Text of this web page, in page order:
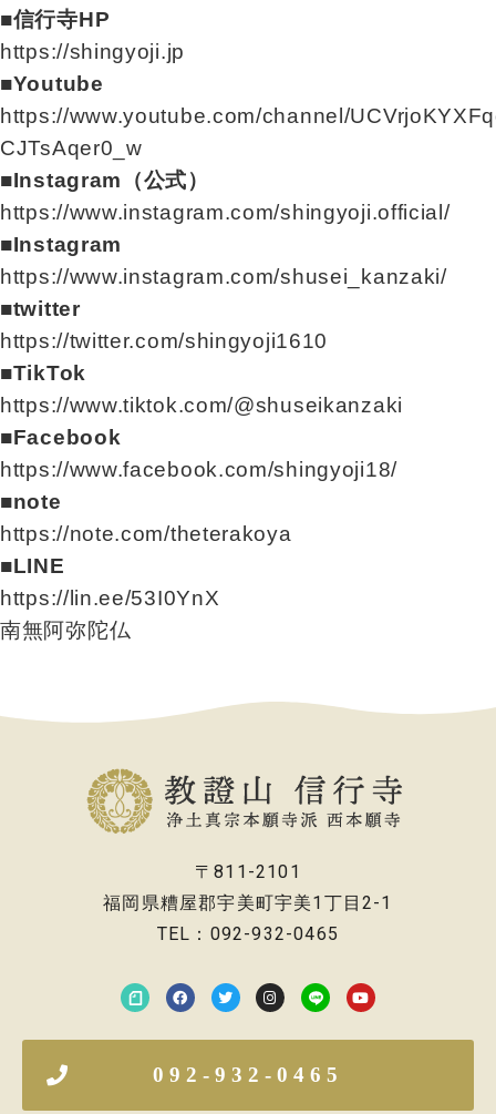
■信行寺HP
https://shingyoji.jp
■Youtube
https://www.youtube.com/channel/
CJTsAqer0_w
■Instagram（公式）
https://www.instagram.com/shingyoji.official/
■Instagram
https://www.instagram.com/shusei_kanzaki/
■twitter
https://twitter.com/shingyoji1610
■TikTok
https://www.tiktok.com/@shuseikanzaki
■Facebook
https://www.facebook.com/shingyoji18/
■note
https://note.com/theterakoya
■LINE
https://lin.ee/53I0YnX
南無阿弥陀仏
〒811-2101
福岡県糟屋郡宇美町宇美1丁目2-1
TEL：092-932-0465
092-932-0465